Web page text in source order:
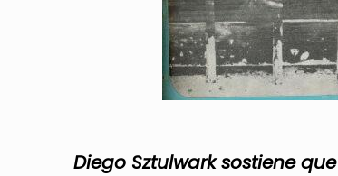
Diego Sztulwark sostiene que